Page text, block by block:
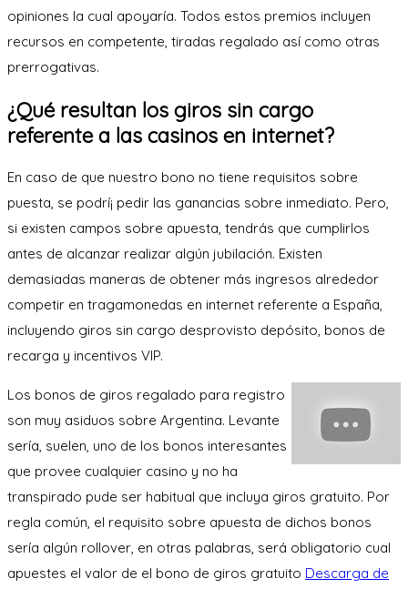
opiniones la cual apoyaría. Todos estos premios incluyen
recursos en competente, tiradas regalado así­ como otras
prerrogativas.
¿Qué resultan los giros sin cargo
referente a las casinos en internet?
En caso de que nuestro bono no tiene requisitos sobre
puesta, se podrí¡ pedir las ganancias sobre inmediato. Pero,
si existen campos sobre apuesta, tendrás que cumplirlos
antes de alcanzar realizar algún jubilación. Existen
demasiadas maneras de obtener más ingresos alrededor
competir en tragamonedas en internet referente a España,
incluyendo giros sin cargo desprovisto depósito, bonos de
recarga y incentivos VIP.
Los bonos de giros regalado para registro
son muy asiduos sobre Argentina. Levante
serí­a, suelen, uno de los bonos interesantes
que provee cualquier casino y no ha
transpirado pude ser habitual que incluya giros gratuito. Por
regla común, el requisito sobre apuesta de dichos bonos
serí­a algún rollover, en otras palabras, será obligatorio cual
apuestes el valor de el bono de giros gratuito Descarga de